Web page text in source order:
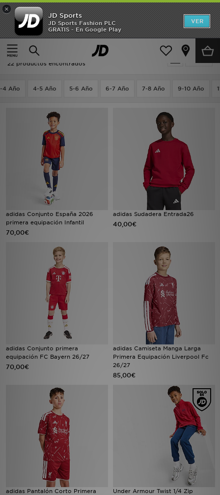
×
JD Sports
JD Sports Fashion PLC
GRATIS - En Google Play
VER
Página principal
Niños Ropa infantil (3-7 años)
Niños - Rojo Ropa infantil (3-7 años)
22 productos encontrados
4 Año 4-5 Año 5-6 Año 6-7 Año 7-8 Año 9-10 Año
adidas Conjunto España 2026
primera equipación Infantil
70,00€
adidas Sudadera Entrada26
40,00€
adidas Conjunto primera
equipación FC Bayern 26/27
70,00€
adidas Camiseta Manga Larga
Primera Equipación Liverpool Fc
26/27
85,00€
adidas Pantalón Corto Primera
Under Armour Twist 1/4 Zip
Hombre
Mujer
Niños
Ver Marcas
Deportes & Fitness
TARJETA REGALO